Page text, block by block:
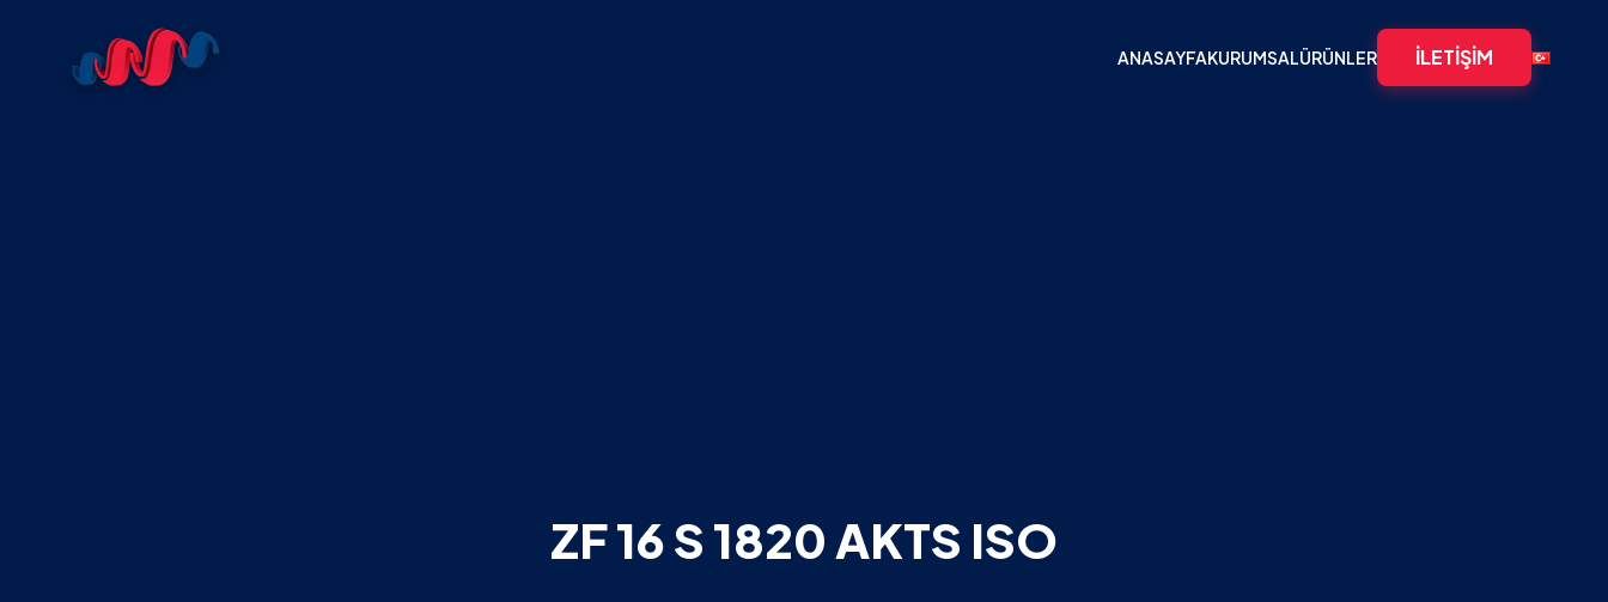
ANASAYFAKURUMSALÜRÜNLER İLETIŞIM
ZF 16 S 1820 AKTS ISO